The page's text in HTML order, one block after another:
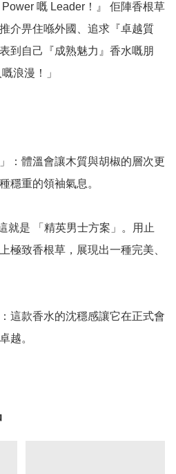
嘅 Leader！』 佢陣香根草
介畀住喺外國、追求『卓越質
到自己『成熟魅力』香水嘅朋
浪漫！」
：體溫會讓木質與胡椒的層次更
穩重的領袖氣息。
就是 「精英男士方案」。用止
極致香根草，展現出一種完美、
這款香水的沈穩感讓它在正式會
越。